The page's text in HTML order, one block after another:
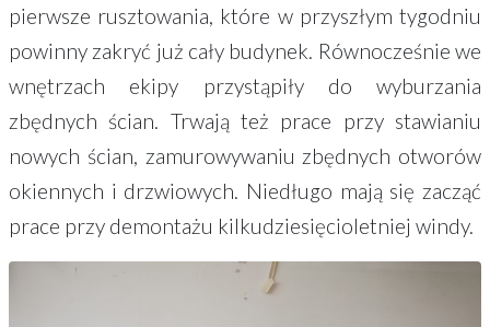
pierwsze rusztowania, które w przyszłym tygodniu
powinny zakryć już cały budynek. Równocześnie we
wnętrzach ekipy przystąpiły do wyburzania
zbędnych ścian. Trwają też prace przy stawianiu
nowych ścian, zamurowywaniu zbędnych otworów
okiennych i drzwiowych. Niedługo mają się zacząć
prace przy demontażu kilkudziesięcioletniej windy.